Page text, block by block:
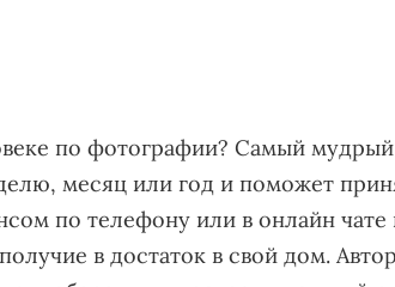
по фотографии? Самый
месяц или год и поможет
по телефону или в онлайн чате
в достаток в свой дом.